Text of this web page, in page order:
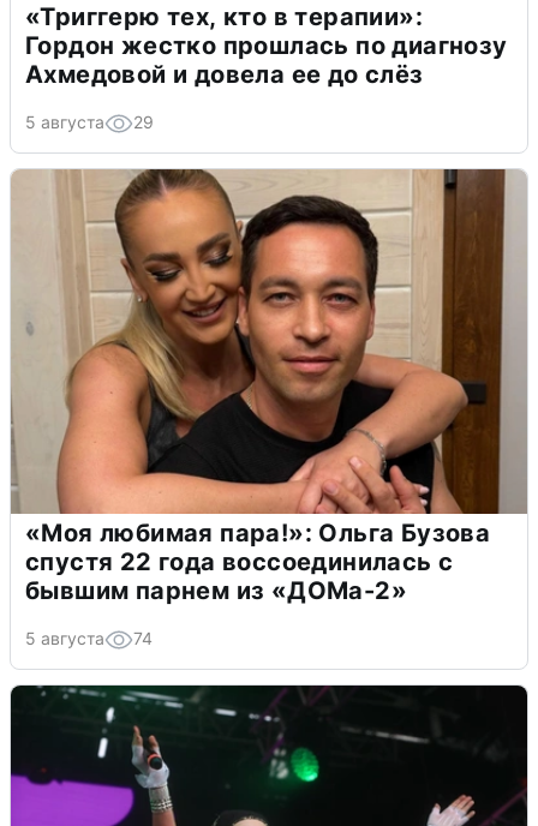
«Триггерю тех, кто в терапии»:
Гордон жестко прошлась по диагнозу
Ахмедовой и довела ее до слёз
5 августа 29
«Моя любимая пара!»: Ольга Бузова
спустя 22 года воссоединилась с
бывшим парнем из «ДОМа-2»
5 августа 74